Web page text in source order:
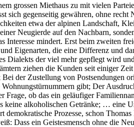
grossen Miethaus zu mit vielen
sich gegenseitig gewähren, ohne recht
etwa der alpinen Landschaft,
Neugierde auf den Nachbarn,
Interesse mindert. Erst beim zweiten
Eigenarten, die eine Differenz und
Dialekts der viel mehr gepflegt wird
ziehen die Kunden seit einiger
der Zustellung von Postsendungen
gibt; Der
Frage, ob das ein geläufiger
keine alkoholischen Getränke; … eine
demokratische Prozesse, schon Thomas
Dass ein Geistesmensch ohne die